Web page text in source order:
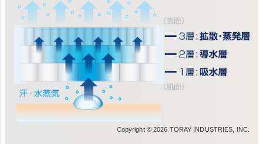
Copyright © 2026 TORAY INDUSTRIES, INC.